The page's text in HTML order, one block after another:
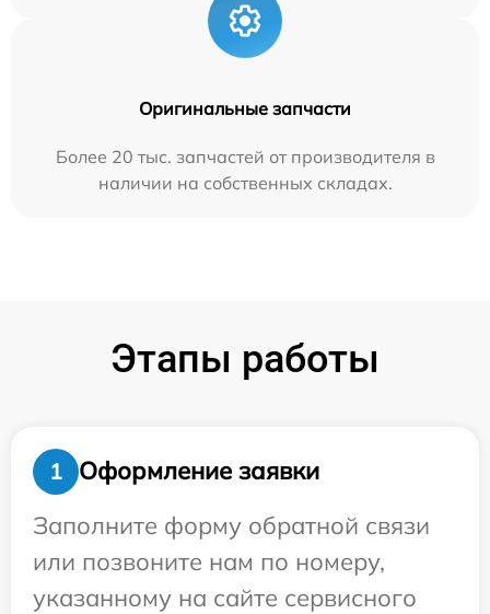
Оригинальные запчасти
Более 20 тыс. запчастей от производителя в
наличии на собственных складах.
Этапы работы
1
Оформление заявки
Заполните форму обратной связи
или позвоните нам по номеру,
указанному на сайте сервисного